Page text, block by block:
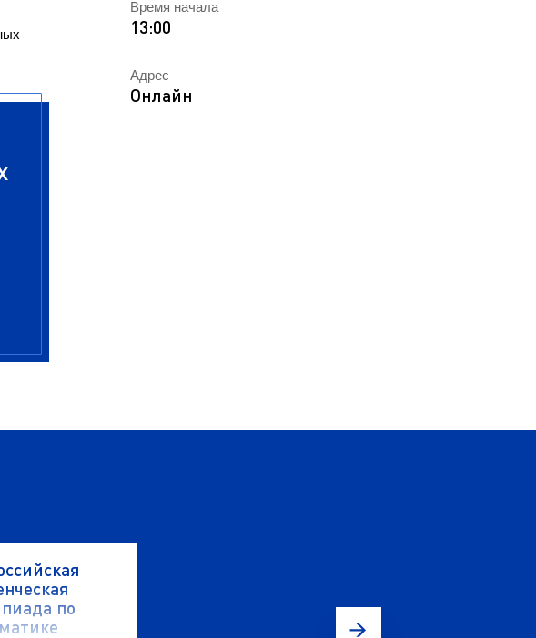
библиотека
Время начала
13:00
Адрес
Онлайн
по